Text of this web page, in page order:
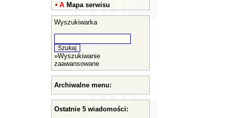
A Mapa serwisu
Wyszukiwarka
»Wyszukiwanie
zaawansowane
Archiwalne menu:
Ostatnie 5 wiadomości: